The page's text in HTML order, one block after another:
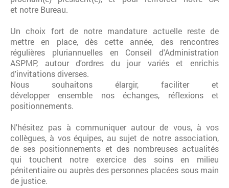
et notre Bureau.
Un choix fort de notre mandature actuelle reste de
mettre en place, dès cette année, des rencontres
régulières pluriannuelles en Conseil d'Administration
ASPMP, autour d'ordres du jour variés et enrichis
d'invitations diverses.
Nous souhaitons élargir, faciliter et
développer ensemble nos échanges, réflexions et
positionnements.
N'hésitez pas à communiquer autour de vous, à vos
collègues, à vos équipes, au sujet de notre association,
de ses positionnements et des nombreuses actualités
qui touchent notre exercice des soins en milieu
pénitentiaire ou auprès des personnes placées sous main
de justice.